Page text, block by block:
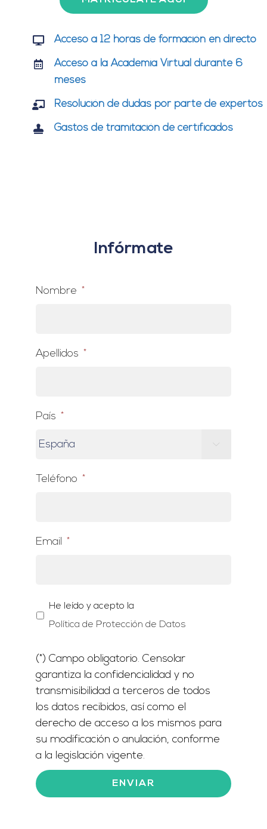
Acceso a 12 horas de formación en directo
Acceso a la Academia Virtual durante 6
meses
Resolución de dudas por parte de expertos
Gastos de tramitación de certificados
Infórmate
Nombre *
Apellidos *
País *
Teléfono *
Email *
Campo
garantiza
la
confidencialidad
y
no
transmisibilidad
a
terceros
de
todos
los
He leído y acepto la
Política de Protección de Datos
(*) Campo obligatorio. Censolar
garantiza la confidencialidad y no
transmisibilidad a terceros de todos
los datos recibidos, así como el
derecho de acceso a los mismos para
su modificación o anulación, conforme
a la legislación vigente.